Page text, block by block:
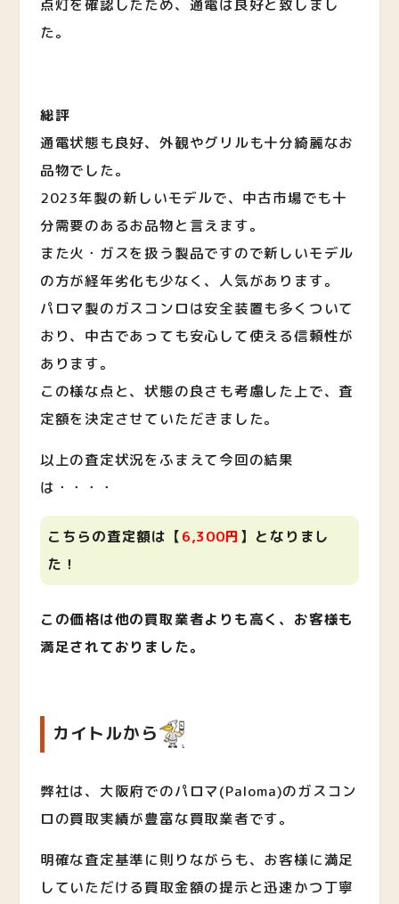
点灯を確認したため、通電は良好と致しまし
た。
総評
通電状態も良好、外観やグリルも十分綺麗なお
品物でした。
2023年製の新しいモデルで、中古市場でも十
分需要のあるお品物と言えます。
また火・ガスを扱う製品ですので新しいモデル
の方が経年劣化も少なく、人気があります。
パロマ製のガスコンロは安全装置も多くついて
おり、中古であっても安心して使える信頼性が
あります。
この様な点と、状態の良さも考慮した上で、査
定額を決定させていただきました。
以上の査定状況をふまえて今回の結果
は・・・・
こちらの査定額は【6,300円 】となりまし
た！
この価格は他の買取業者よりも高く、お客様も
満足されておりました。
カイトルから
弊社は、大阪府でのパロマ(Paloma)のガスコン
ロの買取実績が豊富な買取業者です。
明確な査定基準に則りながらも、お客様に満足
していただける買取金額の提示と迅速かつ丁寧